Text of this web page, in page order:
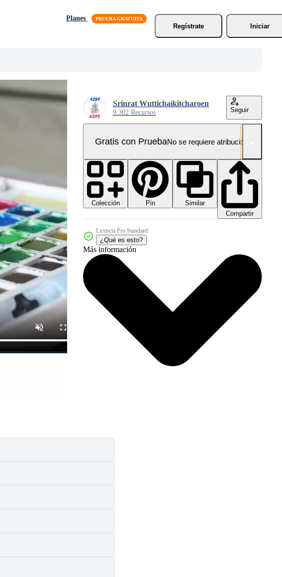
Planes
Regístrate
Iniciar
Srinrat Wuttichaikitcharoen
9.302 Recursos Seguir
Gratis con PruebaNo se requiere atribución!
Colección Pin
Similar
Compartir
Licencia Pro Standard
¿Qué es esto?
Más información